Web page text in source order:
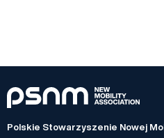
Polskie Stowarzyszenie Nowej